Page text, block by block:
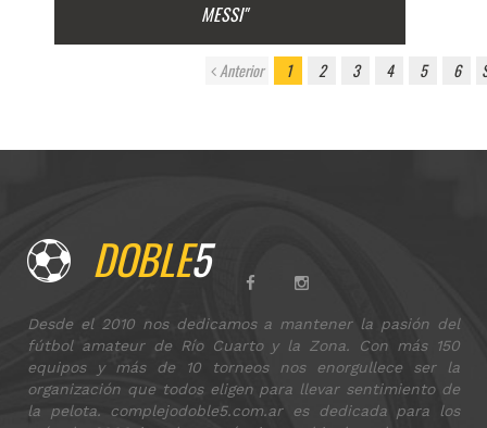
MESSI"
Anterior 1 2 3 4 5 6
DOBLE5
Desde el 2010 nos dedicamos a mantener la pasión del
fútbol amateur de Río Cuarto y la Zona. Con más 150
equipos y más de 10 torneos nos enorgullece ser la
organización que todos eligen para llevar sentimiento de
la pelota. complejodoble5.com.ar es dedicada para los